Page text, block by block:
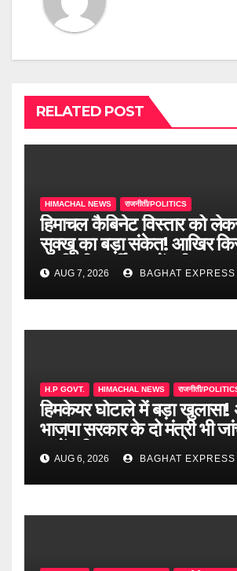
RELATED POST
HIMACHAL NEWS राजनीती/POLITICS
हिमाचल कैबिनेट विस्तार को
सुक्खू का बड़ा संकेत! आखिर
मंत्री की कुर्सी? जानें पूरी खबर
AUG 7, 2026 BAGHAT EXPRESS
H.P GOVT. HIMACHAL NEWS राजनीती/
हिमकेयर घोटाले में बड़ा खुलासा!
भाजपा सरकार के दो मंत्री भी
जानें पूरी खबर
AUG 6, 2026 BAGHAT EXPRESS